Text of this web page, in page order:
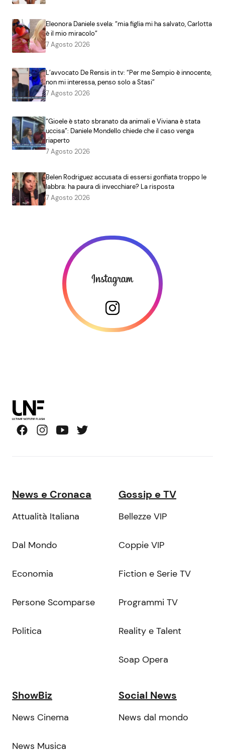
Eleonora Daniele svela: “mia figlia mi ha salvato, Carlotta
è il mio miracolo”
7 Agosto 2026
L’avvocato De Rensis in tv: “Per me Sempio è innocente,
non mi interessa, penso solo a Stasi”
7 Agosto 2026
“Gioele è stato sbranato da animali e Viviana è stata
uccisa”: Daniele Mondello chiede che il caso venga
riaperto
7 Agosto 2026
Belen Rodriguez accusata di essersi gonfiata troppo le
labbra: ha paura di invecchiare? La risposta
7 Agosto 2026
News e Cronaca
Attualità Italiana
Dal Mondo
Economia
Persone Scomparse
Politica
Gossip e TV
Bellezze VIP
Coppie VIP
Fiction e Serie TV
Programmi TV
Reality e Talent
Soap Opera
ShowBiz
News Cinema
News Musica
Social News
News dal mondo